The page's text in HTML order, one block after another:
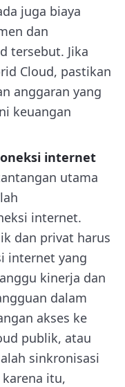
juga biaya
dan
tersebut. Jika
Cloud, pastikan
anggaran yang
keuangan
internet
utama
internet.
dan privat harus
internet yang
kinerja dan
dalam
akses ke
publik, atau
sinkronisasi
itu,